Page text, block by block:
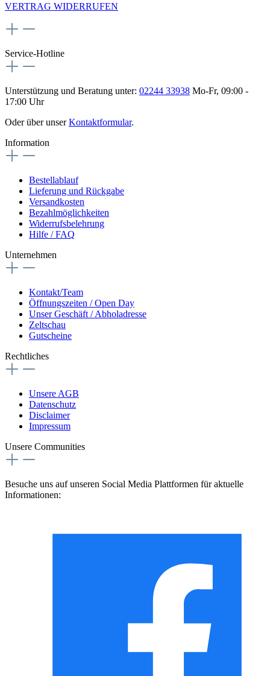
VERTRAG WIDERRUFEN
Service-Hotline
Unterstützung und Beratung unter: 02244 33938 Mo-Fr, 09:00 -
17:00 Uhr
Oder über unserKontaktformular.
Information
Bestellablauf
Lieferung und Rückgabe
Versandkosten
Bezahlmöglichkeiten
Widerrufsbelehrung
Hilfe / FAQ
Unternehmen
Kontakt/Team
Öffnungszeiten / Open Day
Unser Geschäft / Abholadresse
Zeltschau
Gutscheine
Rechtliches
Unsere AGB
Datenschutz
Disclaimer
Impressum
Unsere Communities
Besuche uns auf unseren Social Media Plattformen für aktuelle
Informationen: